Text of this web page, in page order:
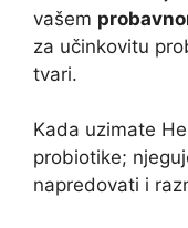
vašem
za učinkovitu
tvari.
Kada uzimate
probiotike;
napredovati i